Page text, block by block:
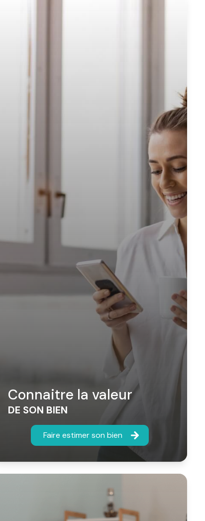
Connaitre la valeur
DE SON BIEN
Faire estimer son bien